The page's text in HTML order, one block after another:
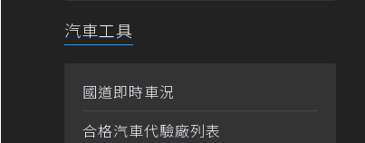
汽車工具
國道即時車況
合格汽車代驗廠列表